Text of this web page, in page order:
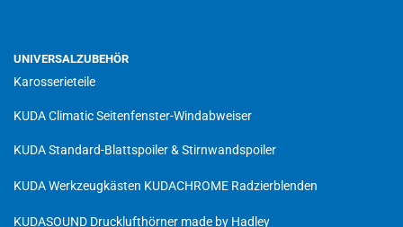
UNIVERSALZUBEHÖR
Karosserieteile
KUDA Climatic Seitenfenster-Windabweiser
KUDA Standard-Blattspoiler & Stirnwandspoiler
KUDA Werkzeugkästen KUDACHROME Radzierblenden
KUDASOUND Drucklufthörner made by Hadley